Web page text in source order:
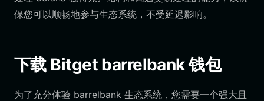
保您可以顺畅地参与生态系统，不受延迟影响。
下载 Bitget barrelbank 钱包
为了充分体验 barrelbank 生态系统，您需要一个强大且